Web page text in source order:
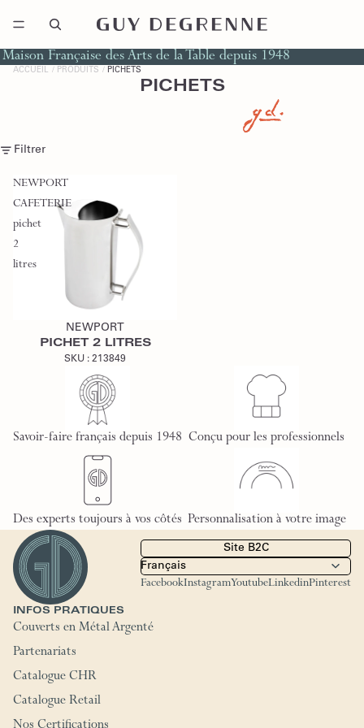
Maison Française des Arts de la Table depuis 1948
ACCUEIL PRODUITS PICHETS
PICHETS
Filtrer
NEWPORT
CAFETERIE
pichet
2
litres
Ajouter au devis
NEWPORT
PICHET 2 LITRES
SKU : 213849
Savoir-faire français depuis 1948 Conçu pour les professionnels
Des experts toujours à vos côtés Personnalisation à votre image
Site B2C
FacebookInstagramYoutubeLinkedinPinterest
INFOS PRATIQUES
Couverts en Métal Argenté
Partenariats
Catalogue CHR
Catalogue Retail